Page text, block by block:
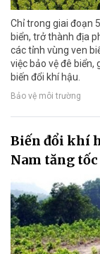
Chỉ trong giai đoạn
biển, trở thành địa
các tỉnh vùng ven
việc bảo vệ đê
biến đổi khí hậu.
Bảo vệ môi trường
Biến đổi khí
Nam tăng